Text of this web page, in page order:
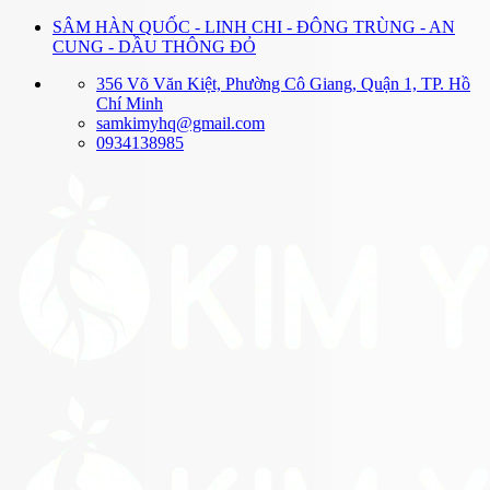
dung
SÂM HÀN QUỐC - LINH CHI - ĐÔNG TRÙNG - AN
CUNG - DẦU THÔNG ĐỎ
356 Võ Văn Kiệt, Phường Cô Giang, Quận 1, TP. Hồ
Chí Minh
samkimyhq@gmail.com
0934138985